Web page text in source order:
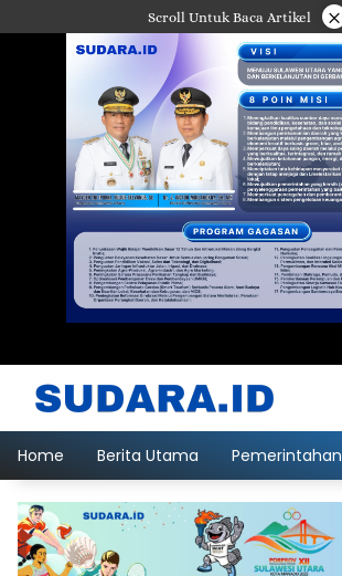
ke
Scroll Untuk Baca Artikel ×
Home Berita Utama Pemerintahan